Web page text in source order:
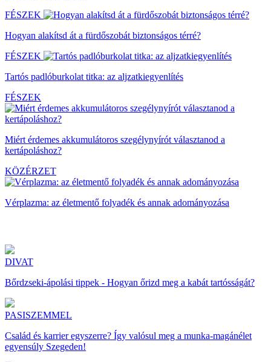
FÉSZEK
Hogyan alakítsd át a fürdőszobát biztonságos térré?
FÉSZEK
Tartós padlóburkolat titka: az aljzatkiegyenlítés
FÉSZEK
Miért érdemes akkumulátoros szegélynyírót választanod a
kertápoláshoz?
KÖZÉRZET
Vérplazma: az életmentő folyadék és annak adományozása
DIVAT
Bőrdzseki-ápolási tippek - Hogyan őrizd meg a kabát tartósságát?
PASISZEMMEL
Család és karrier egyszerre? Így valósul meg a munka-magánélet
egyensúly Szegeden!